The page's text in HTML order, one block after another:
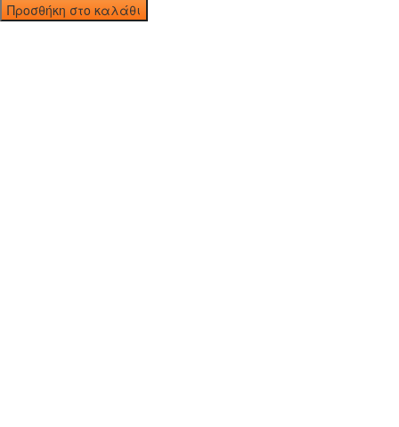
Προσθήκη στο καλάθι